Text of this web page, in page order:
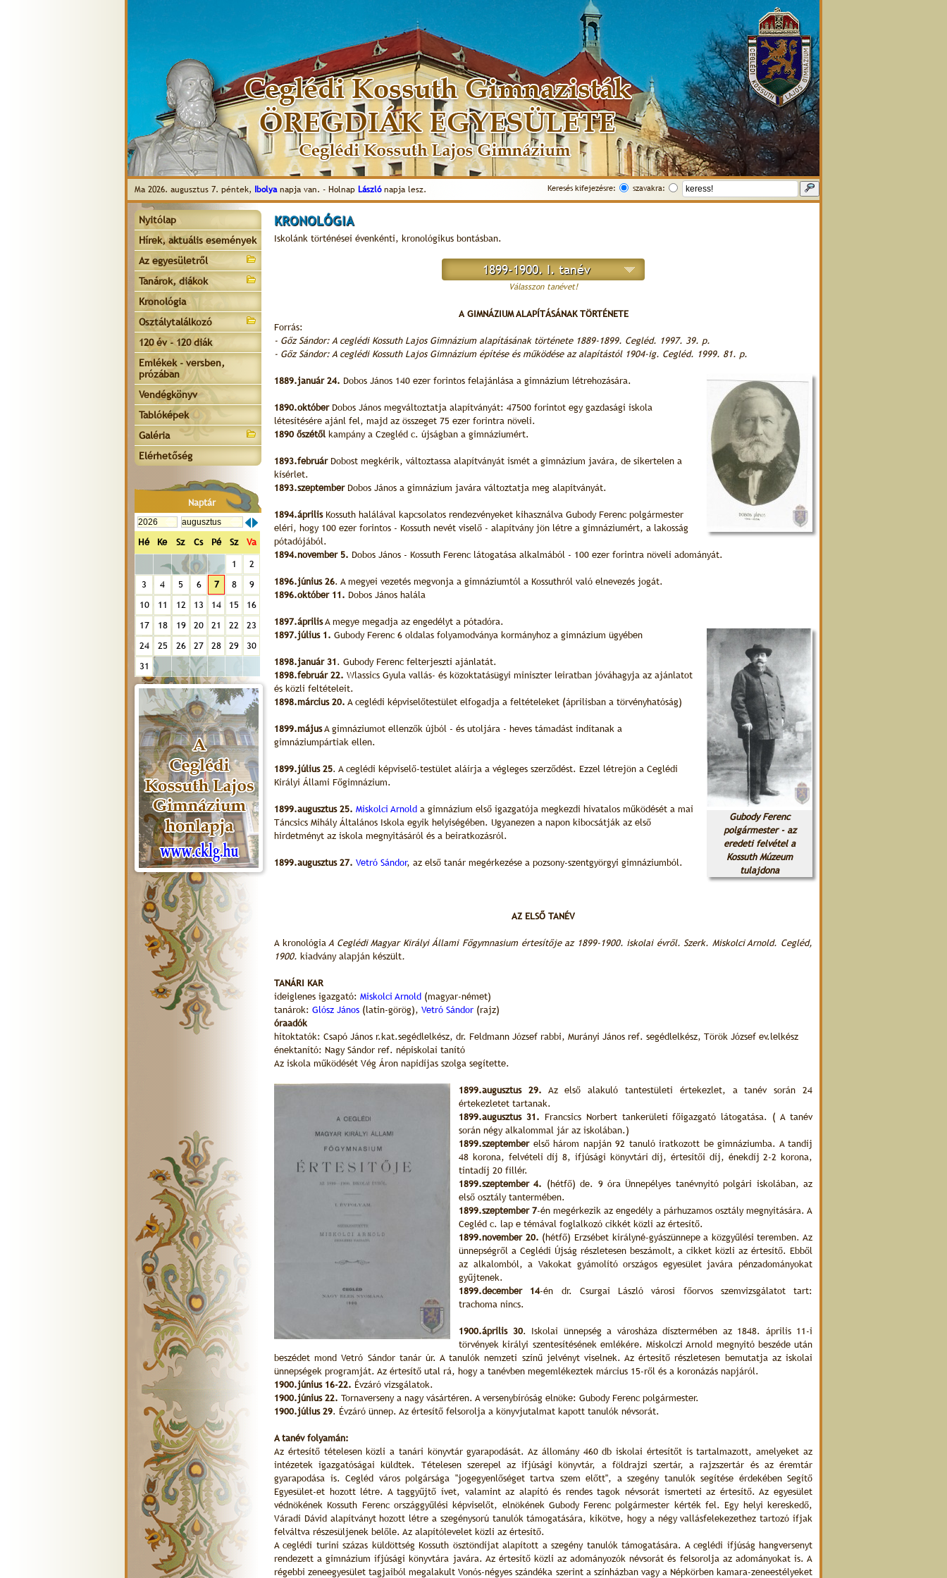
Ma 2026. augusztus 7. péntek, Ibolyanapja van. - Holnap Lászlónapja lesz. Keresés kifejezésre: szavakra:
Nyitólap
Hírek, aktuális események
Az egyesületről
Tanárok, diákok
Kronológia
Osztálytalálkozó
120 év - 120 diák
Emlékek - versben,
prózában
Vendégkönyv
Tablóképek
Galéria
Elérhetőség
Naptár
Hé Ke Sz Cs Pé Sz Va
1
2
3
4 5 6 7 8
9
10
11 12 13 14 15
16
17
18 19 20 21 22
23
24
25 26 27 28 29
30
31
KRONOLÓGIA
Iskolánk történései évenkénti, kronológikus bontásban.
1899-1900. I. tanév
Válasszon tanévet!
A GIMNÁZIUM ALAPÍTÁSÁNAK TÖRTÉNETE
Forrás:
- Gőz Sándor: A ceglédi Kossuth Lajos Gimnázium alapításának története 1889-1899. Cegléd. 1997. 39. p.
- Gőz Sándor: A ceglédi Kossuth Lajos Gimnázium építése és működése az alapítástól 1904-ig. Cegléd. 1999. 81. p.
1889.január 24. Dobos János 140 ezer forintos felajánlása a gimnázium létrehozására.
1890.októberDobos János megváltoztatja alapítványát: 47500 forintot egy gazdasági iskola
létesítésére ajánl fel, majd az összeget 75 ezer forintra növeli.
1890 őszétől kampány a Czegléd c. újságban a gimnáziumért.
1893.február Dobost megkérik, változtassa alapítványát ismét a gimnázium javára, de sikertelen a
kísérlet.
1893.szeptember Dobos János a gimnázium javára változtatja meg alapítványát.
1894.április Kossuth halálával kapcsolatos rendezvényeket kihasználva Gubody Ferenc polgármester
eléri, hogy 100 ezer forintos - Kossuth nevét viselő - alapítvány jön létre a gimnáziumért, a lakosság
pótadójából.
1894.november 5. Dobos János - Kossuth Ferenc látogatása alkalmából - 100 ezer forintra növeli adományát.
1896.június 26. A megyei vezetés megvonja a gimnáziumtól a Kossuthról való elnevezés jogát.
1896.október 11. Dobos János halála
1897.áprilisA megye megadja az engedélyt a pótadóra.
Gubody Ferenc
polgármester - az
eredeti felvétel a
Kossuth Múzeum
tulajdona
1897.július 1. Gubody Ferenc 6 oldalas folyamodványa kormányhoz a gimnázium ügyében
1898.január 31 . Gubody Ferenc felterjeszti ajánlatát.
1898.február 22. Wlassics Gyula vallás- és közoktatásügyi miniszter leiratban jóváhagyja az ajánlatot
és közli feltételeit.
1898.március 20. A ceglédi képviselőtestület elfogadja a feltételeket (áprilisban a törvényhatóság)
1899.májusA gimnáziumot ellenzők újból - és utoljára - heves támadást indítanak a
gimnáziumpártiak ellen.
1899.július 25. A ceglédi képviselő-testület aláírja a végleges szerződést. Ezzel létrejön a Ceglédi
Királyi Állami Főgimnázium.
1899.augusztus 25. Miskolci Arnold a gimnázium első igazgatója megkezdi hivatalos működését a mai
Táncsics Mihály Általános Iskola egyik helyiségében. Ugyanezen a napon kibocsátják az első
hirdetményt az iskola megnyitásáról és a beiratkozásról.
1899.augusztus 27. Vetró Sándor, az első tanár megérkezése a pozsony-szentgyörgyi gimnáziumból.
AZ ELSŐ TANÉV
A kronológiaA Ceglédi Magyar Királyi Állami Főgymnasium értesítője az 1899-1900. iskolai évről. Szerk. Miskolci Arnold. Cegléd,
1900. kiadvány alapján készült.
TANÁRI KAR
ideiglenes igazgató: Miskolci Arnold (magyar-német)
tanárok: Glósz János (latin-görög), Vetró Sándor (rajz)
óraadók
hitoktatók: Csapó János r.kat.segédlelkész, dr. Feldmann József rabbi, Murányi János ref. segédlelkész, Török József ev.lelkész
énektanító: Nagy Sándor ref. népiskolai tanító
Az iskola működését Vég Áron napidíjas szolga segítette.
1899.augusztus 29. Az első alakuló tantestületi értekezlet, a tanév során 24
értekezletet tartanak.
1899.augusztus 31. Francsics Norbert tankerületi főigazgató látogatása. ( A tanév
során négy alkalommal jár az iskolában.)
1899.szeptemberelső három napján 92 tanuló iratkozott be gimnáziumba. A tandíj
48 korona, felvételi díj 8, ifjúsági könyvtári díj, értesítői díj, énekdíj 2-2 korona,
tintadíj 20 fillér.
1899.szeptember 4. (hétfő) de. 9 óra Ünnepélyes tanévnyitó polgári iskolában, az
első osztály tantermében.
1899.szeptember 7-én megérkezik az engedély a párhuzamos osztály megnyitására. A
Cegléd c. lap e témával foglalkozó cikkét közli az értesítő.
1899.november 20. (hétfő) Erzsébet királyné-gyászünnepe a közgyűlési teremben. Az
ünnepségről a Ceglédi Újság részletesen beszámolt, a cikket közli az értesítő. Ebből
az alkalomból, a Vakokat gyámolító országos egyesület javára pénzadományokat
gyűjtenek.
1899.december 14-én dr. Csurgai László városi főorvos szemvizsgálatot tart:
trachoma nincs.
1900.április 30. Iskolai ünnepség a városháza dísztermében az 1848. április 11-i
törvények királyi szentesítésének emlékére. Miskolczi Arnold megnyitó beszéde után
beszédet mond Vetró Sándor tanár úr. A tanulók nemzeti színű jelvényt viselnek. Az értesítő részletesen bemutatja az iskolai
ünnepségek programját. Az értesítő utal rá, hogy a tanévben megemlékeztek március 15-ről és a koronázás napjáról.
1900.június 16-22. Évzáró vizsgálatok.
1900.június 22. Tornaverseny a nagy vásártéren. A versenybíróság elnöke: Gubody Ferenc polgármester.
1900.július 29. Évzáró ünnep. Az értesítő felsorolja a könyvjutalmat kapott tanulók névsorát.
A tanév folyamán:
Az értesítő tételesen közli a tanári könyvtár gyarapodását. Az állomány 460 db iskolai értesítőt is tartalmazott, amelyeket az
intézetek igazgatóságai küldtek. Tételesen szerepel az ifjúsági könyvtár, a földrajzi szertár, a rajzszertár és az éremtár
gyarapodása is. Cegléd város polgársága "jogegyenlőséget tartva szem előtt", a szegény tanulók segítése érdekében Segítő
Egyesület-et hozott létre. A taggyűjtő ívet, valamint az alapító és rendes tagok névsorát ismerteti az értesítő. Az egyesület
védnökének Kossuth Ferenc országgyűlési képviselőt, elnökének Gubody Ferenc polgármester kérték fel. Egy helyi kereskedő,
Váradi Dávid alapítványt hozott létre a szegénysorú tanulók támogatására, kikötve, hogy a négy vallásfelekezethez tartozó ifjak
felváltva részesüljenek belőle. Az alapítólevelet közli az értesítő.
A ceglédi turini százas küldöttség Kossuth ösztöndíjat alapított a szegény tanulók támogatására. A ceglédi ifjúság hangversenyt
rendezett a gimnázium ifjúsági könyvtára javára. Az értesítő közli az adományozók névsorát és felsorolja az adományokat is. A
régebbi zeneegyesület tagjaiból megalakult Vonós-négyes szándéka szerint a színházban vagy a Népkörben kamara-zeneestélyeket